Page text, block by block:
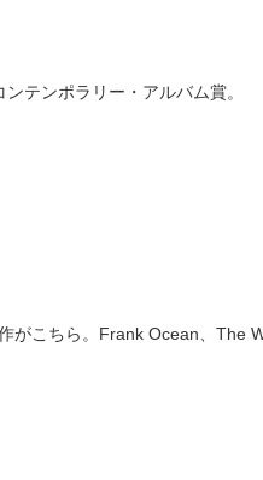
テンポラリー・アルバム賞。
こちら。Frank Ocean、The